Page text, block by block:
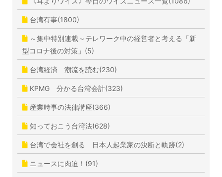
台湾有事(1800)
～集中特別連載～テレワーク中の経営者と考える「新
型コロナ後の対策」(5)
台湾経済 潮流を読む(230)
KPMG 分かる台湾会計(323)
産業時事の法律講座(366)
知っておこう台湾法(628)
台湾で会社を創る 日本人起業家の決断と軌跡(2)
ニュースに肉迫！(91)